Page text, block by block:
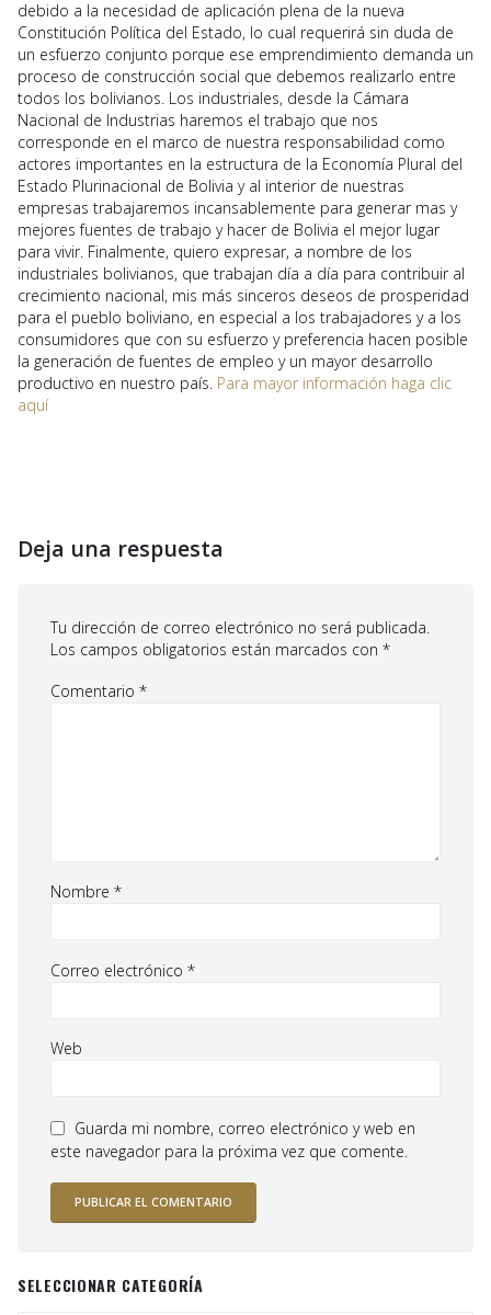
debido a la necesidad de aplicación plena de la nueva
Constitución Política del Estado, lo cual requerirá sin duda de
un esfuerzo conjunto porque ese emprendimiento demanda un
proceso de construcción social que debemos realizarlo entre
todos los bolivianos. Los industriales, desde la Cámara
Nacional de Industrias haremos el trabajo que nos
corresponde en el marco de nuestra responsabilidad como
actores importantes en la estructura de la Economía Plural del
Estado Plurinacional de Bolivia y al interior de nuestras
empresas trabajaremos incansablemente para generar mas y
mejores fuentes de trabajo y hacer de Bolivia el mejor lugar
para vivir. Finalmente, quiero expresar, a nombre de los
industriales bolivianos, que trabajan día a día para contribuir al
crecimiento nacional, mis más sinceros deseos de prosperidad
para el pueblo boliviano, en especial a los trabajadores y a los
consumidores que con su esfuerzo y preferencia hacen posible
la generación de fuentes de empleo y un mayor desarrollo
productivo en nuestro país. Para mayor información haga clic
aquí
Deja una respuesta
Tu dirección de correo electrónico no será publicada.
Los campos obligatorios están marcados con *
Comentario *
Nombre *
Correo electrónico *
Web
Guarda mi nombre, correo electrónico y web en
este navegador para la próxima vez que comente.
SELECCIONAR CATEGORÍA